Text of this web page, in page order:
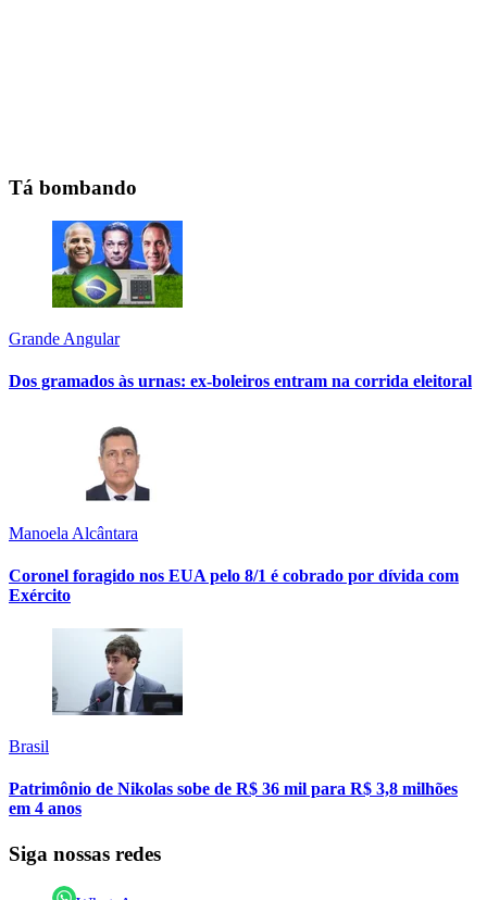
Tá bombando
Grande Angular
Dos gramados às urnas: ex-boleiros entram na corrida eleitoral
Manoela Alcântara
Coronel foragido nos EUA pelo 8/1 é cobrado por dívida com
Exército
Brasil
Patrimônio de Nikolas sobe de R$ 36 mil para R$ 3,8 milhões
em 4 anos
Siga nossas redes